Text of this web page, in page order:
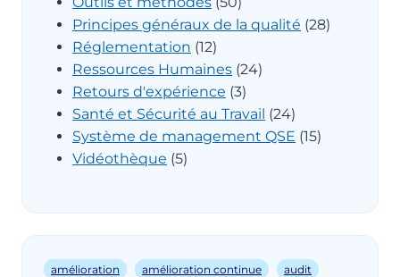
Principes généraux de la qualité (28)
Réglementation (12)
Ressources Humaines (24)
Retours d'expérience (3)
Santé et Sécurité au Travail (24)
Système de management QSE (15)
Vidéothèque (5)
amélioration amélioration continue
audit